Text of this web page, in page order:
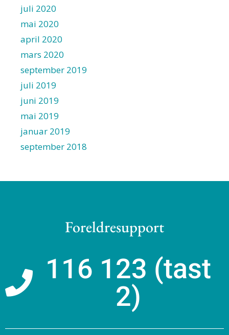
juli 2020
mai 2020
april 2020
mars 2020
september 2019
juli 2019
juni 2019
mai 2019
januar 2019
september 2018
Foreldresupport
116 123 (tast
2)